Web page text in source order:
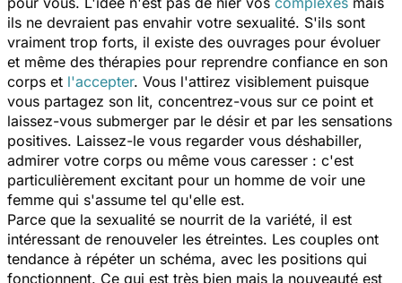
ils ne devraient pas envahir votre sexualité. S'ils sont
vraiment trop forts, il existe des ouvrages pour évoluer
et même des thérapies pour reprendre confiance en son
corps et l'accepter. Vous l'attirez visiblement puisque
vous partagez son lit, concentrez-vous sur ce point et
laissez-vous submerger par le désir et par les sensations
positives. Laissez-le vous regarder vous déshabiller,
admirer votre corps ou même vous caresser : c'est
particulièrement excitant pour un homme de voir une
femme qui s'assume tel qu'elle est.
Parce que la sexualité se nourrit de la variété, il est
intéressant de renouveler les étreintes. Les couples ont
tendance à répéter un schéma, avec les positions qui
fonctionnent. Ce qui est très bien mais la nouveauté est